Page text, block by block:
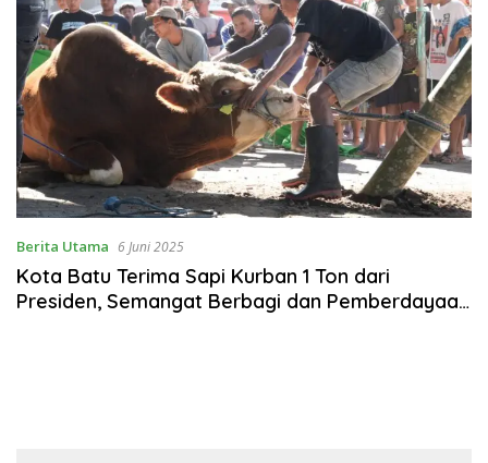
Berita Utama 6 Juni 2025
Kota Batu Terima Sapi Kurban 1 Ton dari
Presiden, Semangat Berbagi dan Pemberdayaan